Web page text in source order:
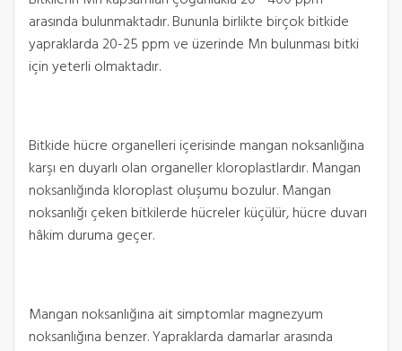
arasında bulunmaktadır. Bununla birlikte birçok bitkide
yapraklarda 20-25 ppm ve üzerinde Mn bulunması bitki
için yeterli olmaktadır.
Bitkide hücre organelleri içerisinde mangan noksanlığına
karşı en duyarlı olan organeller kloroplastlardır. Mangan
noksanlığında kloroplast oluşumu bozulur. Mangan
noksanlığı çeken bitkilerde hücreler küçülür, hücre duvarı
hâkim duruma geçer.
Mangan noksanlığına ait simptomlar magnezyum
noksanlığına benzer. Yapraklarda damarlar arasında